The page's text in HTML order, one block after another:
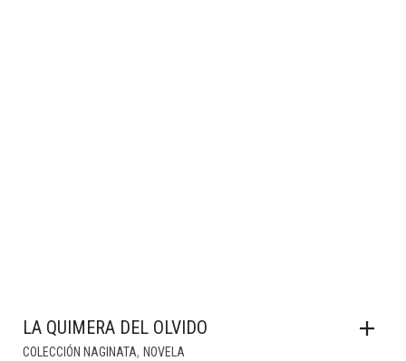
LA QUIMERA DEL OLVIDO
COLECCIÓN NAGINATA, NOVELA